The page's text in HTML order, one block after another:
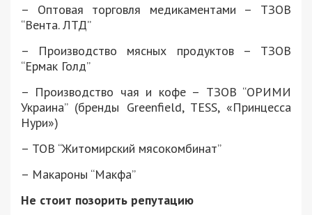
– Оптовая торговля медикаментами – ТЗОВ
“Вента. ЛТД”
– Производство мясных продуктов – ТЗОВ
“Ермак Голд”
– Производство чая и кофе – ТЗОВ “ОРИМИ
Украина” (бренды Greenfield, TESS, «Принцесса
Нури»)
– ТОВ “Житомирский мясокомбинат”
– Макароны “Макфа”
Не стоит позорить репутацию